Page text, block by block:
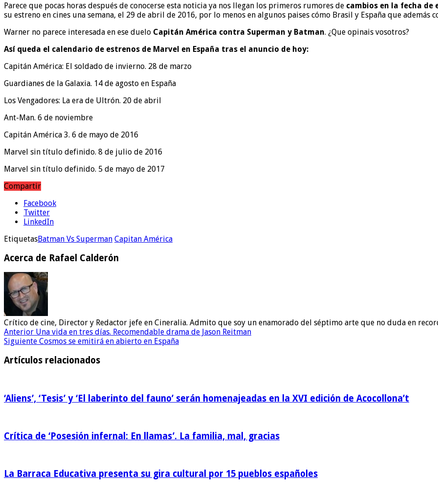
Parece que pocas horas después de conocerse esta noticia ya nos llegan los primeros rumores de cambios en la fecha de
su estreno en cines una semana, el 29 de abril de 2016, por lo menos en algunos paises cómo Brasil y España que además
Warner no parece interesada en ese duelo Capitán América contra Superman y Batman. ¿Que opinais vosotros?
Así queda el calendario de estrenos de Marvel en España tras el anuncio de hoy:
Capitán América: El soldado de invierno. 28 de marzo
Guardianes de la Galaxia. 14 de agosto en España
Los Vengadores: La era de Ultrón. 20 de abril
Ant-Man. 6 de noviembre
Capitán América 3. 6 de mayo de 2016
Marvel sin título definido. 8 de julio de 2016
Marvel sin título definido. 5 de mayo de 2017
Compartir
Facebook
Twitter
LinkedIn
EtiquetasBatman Vs Superman Capitan América
Acerca de Rafael Calderón
Crítico de cine, Director y Redactor jefe en Cineralia. Admito que soy un enamorado del séptimo arte que no duda en
Anterior Una vida en tres días. Recomendable drama de Jason Reitman
Siguiente Cosmos se emitirá en abierto en España
Artículos relacionados
‘Aliens’, ‘Tesis’ y ‘El laberinto del fauno’ serán homenajeadas en la XVI edición de Acocollona’t
Crítica de ‘Posesión infernal: En llamas’. La familia, mal, gracias
La Barraca Educativa presenta su gira cultural por 15 pueblos españoles